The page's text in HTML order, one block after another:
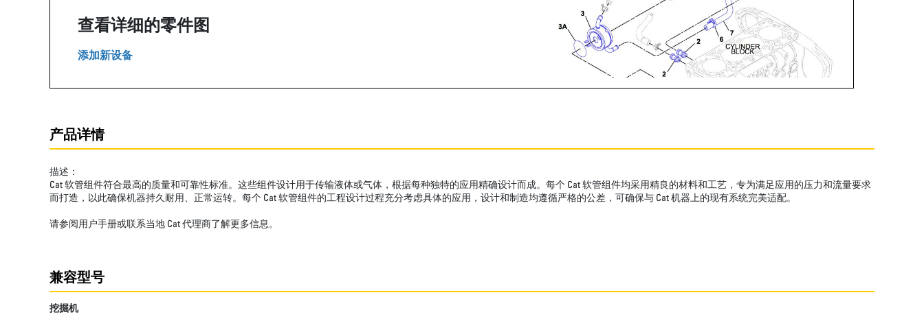
查看详细的零件图
添加新设备
产品详情
描述：
Cat 软管组件符合最高的质量和可靠性标准。这些组件设计用于传输液体或气体，根据每种独特的应用精确设计而成。每个 Cat 软管组件均采用精良的材料和工艺，专为满足应用的压力和流量要求
而打造，以此确保机器持久耐用、正常运转。每个 Cat 软管组件的工程设计过程充分考虑具体的应用，设计和制造均遵循严格的公差，可确保与 Cat 机器上的现有系统完美适配。
请参阅用户手册或联系当地 Cat 代理商了解更多信息。
兼容型号
挖掘机